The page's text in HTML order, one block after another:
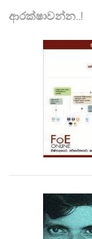
ආරක්ෂාවන්න..!